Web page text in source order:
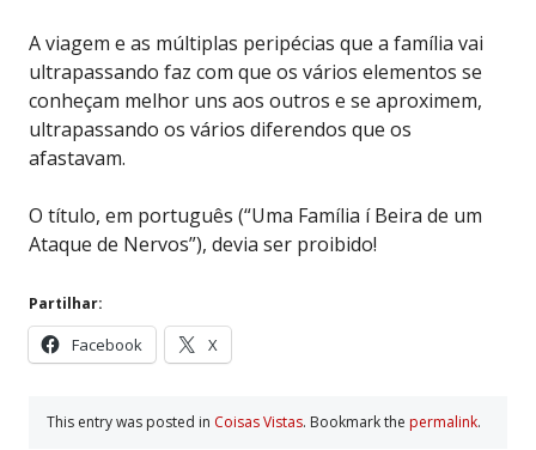
A viagem e as múltiplas peripécias que a família vai
ultrapassando faz com que os vários elementos se
conheçam melhor uns aos outros e se aproximem,
ultrapassando os vários diferendos que os
afastavam.
O título, em português (“Uma Família í Beira de um
Ataque de Nervos”), devia ser proibido!
Partilhar:
Facebook X
This entry was posted in Coisas Vistas. Bookmark the permalink.